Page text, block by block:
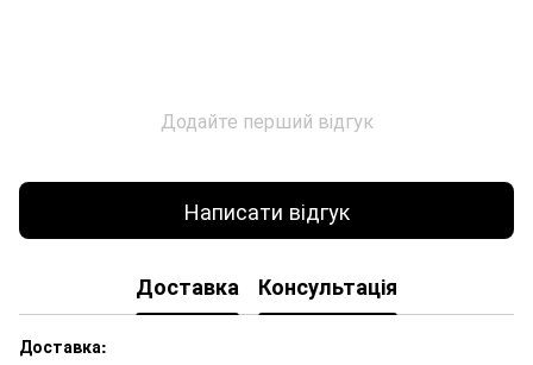
Додайте перший відгук
Написати відгук
Доставка Консультація
Доставка: